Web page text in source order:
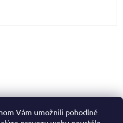
Vám umožnili pohodlné